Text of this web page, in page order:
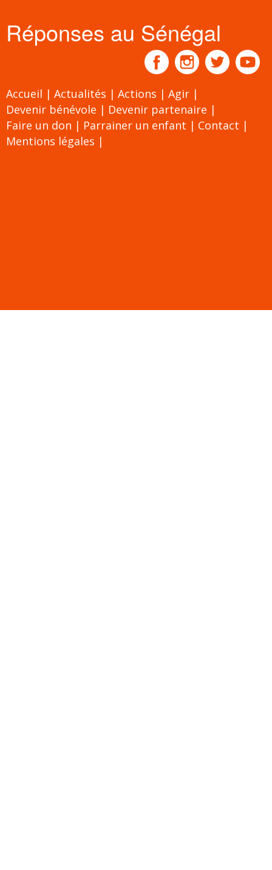
Réponses au Sénégal
Accueil Actualités Actions
Agir
Devenir bénévole
Devenir partenaire
Faire un don
Parrainer un enfant
Contact
Mentions légales